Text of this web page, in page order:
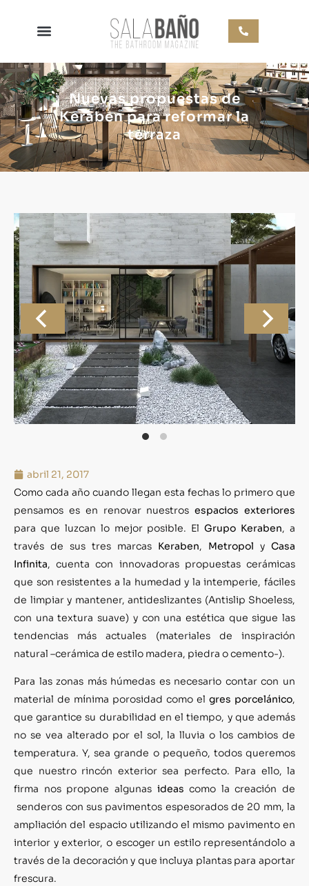
Nuevas propuestas de
Keraben para reformar la
terraza
abril 21, 2017
Como cada año cuando llegan esta fechas lo primero que
pensamos es en renovar nuestrosespacios exteriores
para que luzcan lo mejor posible. ElGrupo Keraben, a
través de sus tres marcas Keraben, Metropol y Casa
Infinita, cuenta con innovadoras propuestas cerámicas
que son resistentes a la humedad y la intemperie, fáciles
de limpiar y mantener, antideslizantes (Antislip Shoeless,
con una textura suave) y con una estética que sigue las
tendencias más actuales (materiales de inspiración
natural –cerámica de estilo madera, piedra o cemento-).
Para las zonas más húmedas es necesario contar con un
material de mínima porosidad como el gres porcelánico,
que garantice su durabilidad en el tiempo, y que además
no se vea alterado por el sol, la lluvia o los cambios de
temperatura. Y, sea grande o pequeño, todos queremos
que nuestro rincón exterior sea perfecto. Para ello, la
firma nos propone algunas ideas como la creación de
senderos con sus pavimentos espesorados de 20 mm, la
ampliación del espacio utilizando el mismo pavimento en
interior y exterior, o escoger un estilo representándolo a
través de la decoración y que incluya plantas para aportar
frescura.